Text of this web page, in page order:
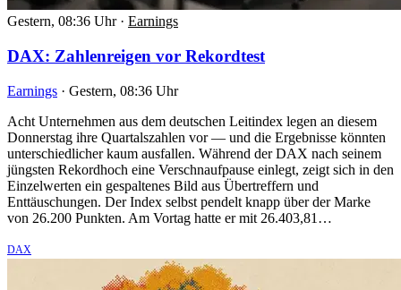
Gestern, 08:36 Uhr · Earnings
DAX: Zahlenreigen vor Rekordtest
Earnings · Gestern, 08:36 Uhr
Acht Unternehmen aus dem deutschen Leitindex legen an diesem
Donnerstag ihre Quartalszahlen vor — und die Ergebnisse könnten
unterschiedlicher kaum ausfallen. Während der DAX nach seinem
jüngsten Rekordhoch eine Verschnaufpause einlegt, zeigt sich in den
Einzelwerten ein gespaltenes Bild aus Übertreffern und
Enttäuschungen. Der Index selbst pendelt knapp über der Marke
von 26.200 Punkten. Am Vortag hatte er mit 26.403,81…
DAX